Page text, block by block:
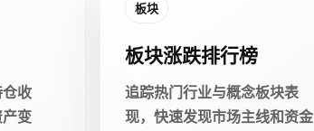
收
变
板块
板块涨跌排行榜
追踪热门行业与概念板块表
现，快速发现市场主线和资金